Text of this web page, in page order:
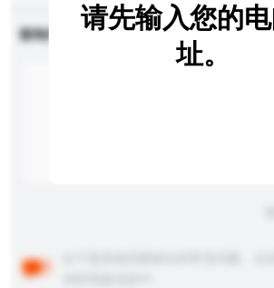
查询内容
请先输入您的
址。